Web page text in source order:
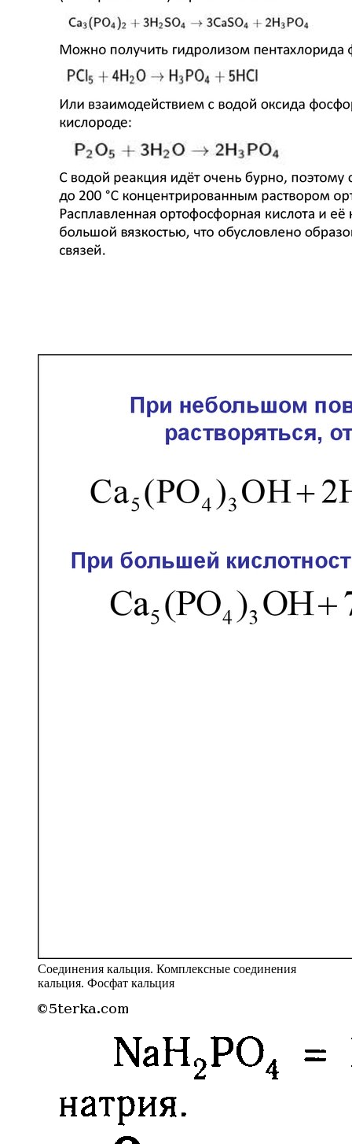
Соединения кальция. Комплексные соединения
кальция. Фосфат кальция